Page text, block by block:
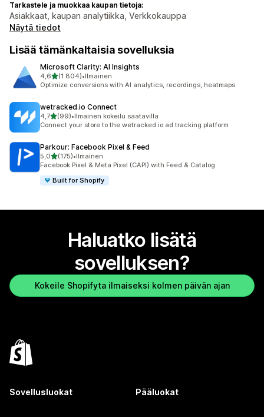
Tarkastele ja muokkaa kaupan tietoja:
Asiakkaat, kaupan analytiikka, Verkkokauppa
Näytä tiedot
Lisää tämänkaltaisia sovelluksia
Microsoft Clarity: AI Insights
4,6/ 5 tähteä
(1 804)
1804 arvostelua yhteensä
•Ilmainen
Optimize conversions with AI analytics, recordings, heatmaps
wetracked.io Connect
4,7/ 5 tähteä
(99)
99 arvostelua yhteensä
•Ilmainen kokeilu saatavilla
Connect your store to the wetracked.io ad tracking platform
Parkour: Facebook Pixel & Feed
5,0/ 5 tähteä
(175)
175 arvostelua yhteensä
•Ilmainen
Facebook Pixel & Meta Pixel (CAPI) with Feed & Catalog
Built for Shopify
Haluatko lisätä
sovelluksen?
Kokeile Shopifyta ilmaiseksi kolmen päivän ajan
Sovellusluokat Pääluokat